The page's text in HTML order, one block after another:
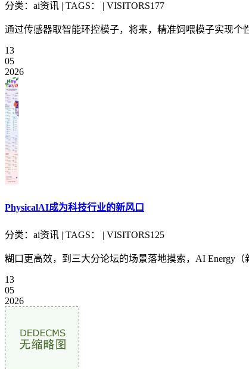
分类：ai资讯 | TAGS： | VISITORS177
通过传感器取智能环控模子，将来，精准饲喂模子实现
13
05
2026
PhysicalAI成为科技行业的新风口
分类：ai资讯 | TAGS： | VISITORS125
糊口更高效，到三大分论坛的场景落地摸索，AI Energy
13
05
2026